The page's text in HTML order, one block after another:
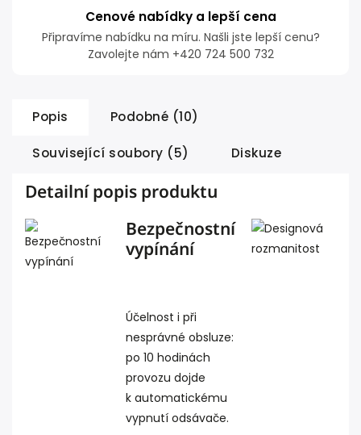
Cenové nabídky a lepší cena
Připravíme nabídku na míru. Našli jste lepší cenu?
Zavolejte nám +420 724 500 732
Popis Podobné (10)
Související soubory (5) Diskuze
Detailní popis produktu
Bezpečnostní
vypínání
Účelnost i při
nesprávné obsluze:
po 10 hodinách
provozu dojde
k automatickému
vypnutí odsávače.